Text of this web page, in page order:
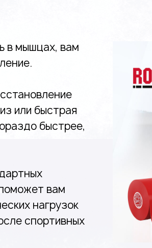
в мышцах, вам
или быстрая
быстрее,
вам
нагрузок
спортивных